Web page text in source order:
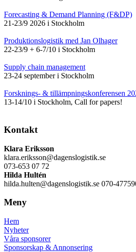
Forecasting & Demand Planning (F&DP)
21-23/9 2026 i Stockholm
Produktionslogistik med Jan Olhager
22-23/9 + 6-7/10 i Stockholm
Supply chain management
23-24 september i Stockholm
Forsknings- & tillämpningskonferensen
13-14/10 i Stockholm, Call for papers!
Kontakt
Klara Eriksson
klara.eriksson@dagenslogistik.se
073-653 07 72
Hilda Hultén
hilda.hulten@dagenslogistik.se 070-
Meny
Hem
Nyheter
Våra sponsorer
Sponsorskap & Annonsering